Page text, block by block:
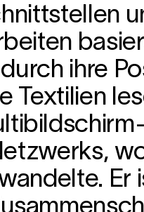
ihre
Textilien